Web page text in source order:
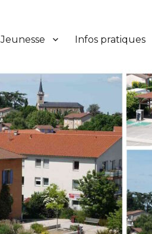
Jeunesse Infos pratiques